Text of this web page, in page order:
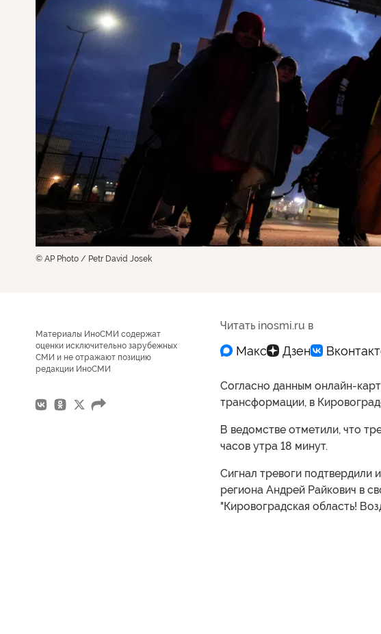
© AP Photo / Petr David Josek
Материалы ИноСМИ содержат
оценки исключительно зарубежных
СМИ и не отражают позицию
редакции ИноСМИ
Читать inosmi.ru в
Согласно данным онлайн-
трансформации, в
В ведомстве отметили, что
часов утра 18 минут.
Сигнал тревоги подтвердили
региона Андрей Райкович в
"Кировоградская область!